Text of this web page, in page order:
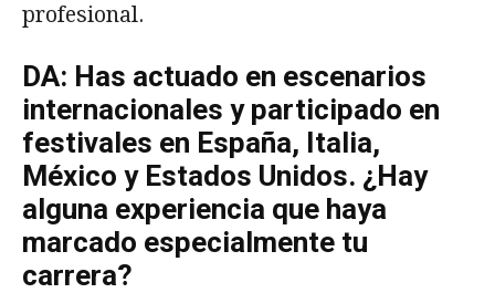
profesional.
DA: Has actuado en escenarios
internacionales y participado en
festivales en España, Italia,
México y Estados Unidos. ¿Hay
alguna experiencia que haya
marcado especialmente tu
carrera?